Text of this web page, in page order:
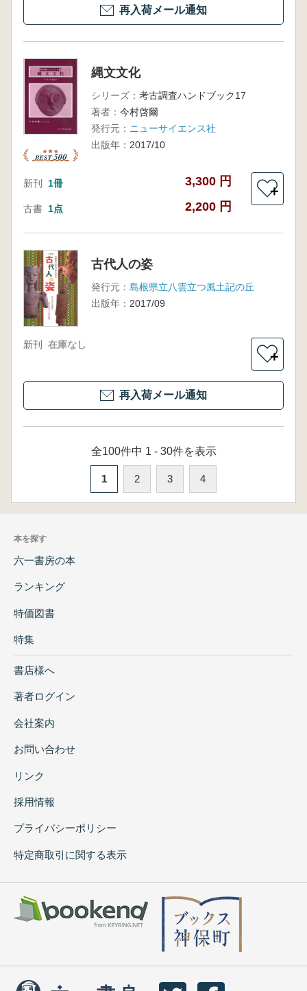
再入荷メール通知
縄文文化
シリーズ： 考古調査ハンドブック17
著者： 今村啓爾
発行元： ニューサイエンス社
出版年： 2017/10
新刊 1冊 3,300 円
古書 1点 2,200 円
＋
古代人の姿
発行元： 島根県立八雲立つ風土記の丘
出版年： 2017/09
新刊 在庫なし
＋
再入荷メール通知
全100件中 1 - 30件を表示
1 2 3 4
本を探す
六一書房の本
ランキング
特価図書
特集
書店様へ
著者ログイン
会社案内
お問い合わせ
リンク
採用情報
プライバシーポリシー
特定商取引に関する表示